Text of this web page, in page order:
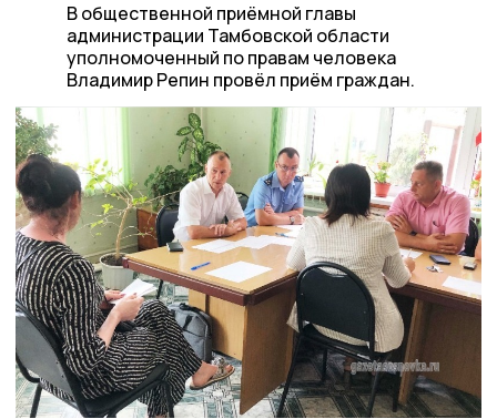
В общественной приёмной главы
администрации Тамбовской области
уполномоченный по правам человека
Владимир Репин провёл приём граждан.